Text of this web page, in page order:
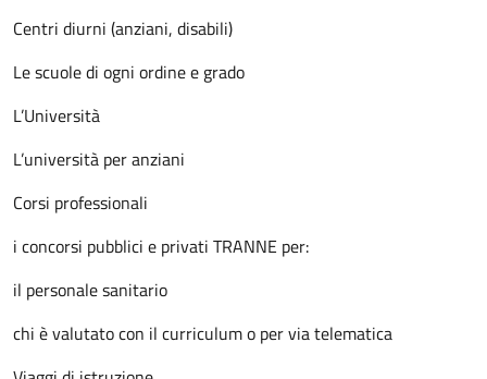
Centri diurni (anziani, disabili)
Le scuole di ogni ordine e grado
L’Università
L’università per anziani
Corsi professionali
i concorsi pubblici e privati TRANNE per:
il personale sanitario
chi è valutato con il curriculum o per via telematica